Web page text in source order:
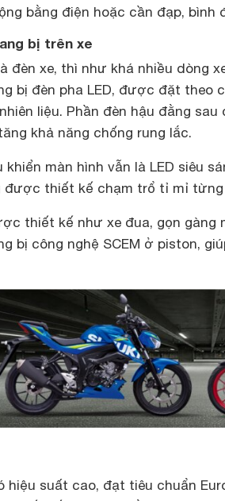
bằng điện hoặc cần đạp, bình
bị trên xe
đèn xe, thì như khá nhiều dòng
bị đèn pha LED, được đặt theo
liệu. Phần đèn hậu đằng
khả năng chống rung lắc.
khiển màn hình vẫn là LED siêu
được thiết kế chạm trổ tỉ mỉ
thiết kế như xe đua, gọn gàng
bị công nghệ SCEM ở piston,
hiệu suất cao, đạt tiêu chuẩn